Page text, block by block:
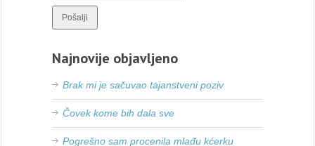
Najnovije objavljeno
Brak mi je sačuvao tajanstveni poziv
Čovek kome bih dala sve
Pogrešno sam procenila mlađu kćerku